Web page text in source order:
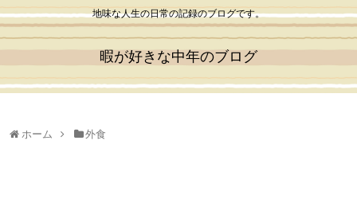
地味な人生の日常の記録のブログです。
暇が好きな中年のブログ
ホーム 外食